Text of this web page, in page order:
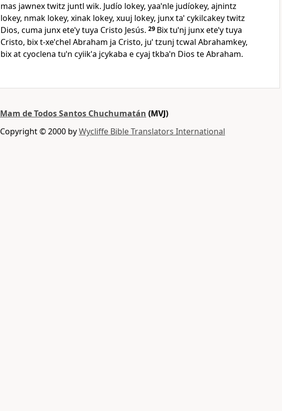
mas jawnex twitz juntl wik. Judío lokey, yaaˈnle judíokey, ajnintz
lokey, nmak lokey, xinak lokey, xuuj lokey, junx taˈ cykilcakey twitz
Dios, cuma junx eteˈy tuya Cristo Jesús. 29 Bix tuˈnj junx eteˈy tuya
Cristo, bix t‑xeˈchel Abraham ja Cristo, juˈ tzunj tcwal Abrahamkey,
bix at cyoclena tuˈn cyiikˈa jcykaba e cyaj tkbaˈn Dios te Abraham.
Mam de Todos Santos Chuchumatán (MVJ)
Copyright © 2000 byWycliffe Bible Translators International